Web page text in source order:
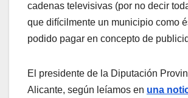
cadenas televisivas (por no decir
que difícilmente un municipio como
podido pagar en concepto de
El presidente de la Diputación
Alicante, según leíamos en una